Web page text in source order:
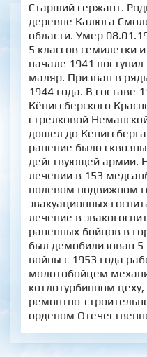
Старший сержант.
деревне Калюга
области. Умер
5 классов семилетки
начале 1941
маляр. Призван в
1944 года. В составе
Кёнигсберского
стрелковой
дошел до
ранение было
действующей армии.
лечении в 153
полевом подвижном
эвакуационных
лечение в
раненных бойцов в
был демобилизован
войны с 1953 года
молотобойцем
котлотурбинном
ремонтно-
орденом